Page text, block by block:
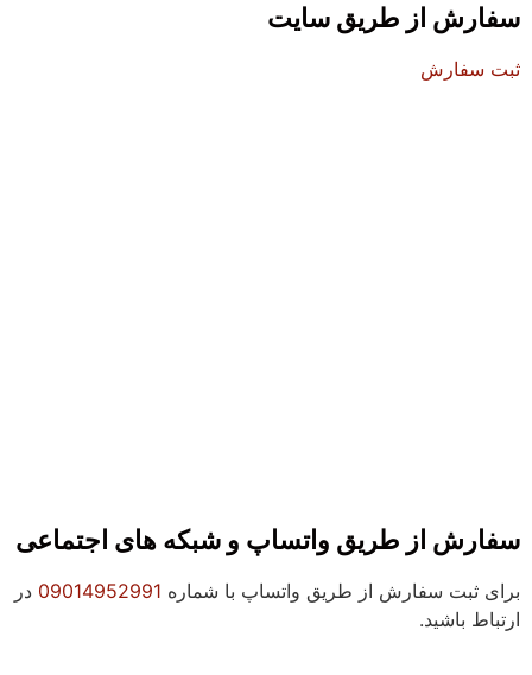
سفارش از طریق سایت
ثبت سفارش
سفارش از طریق واتساپ و شبکه های اجتماعی
برای ثبت سفارش از طریق واتساپ با شماره 09014952991 در
ارتباط باشید.